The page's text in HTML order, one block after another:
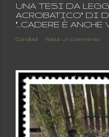
UNA TESI DA
ACROBATICO" DI
"...CADERE È ANCHE
Condividi Posta un commento